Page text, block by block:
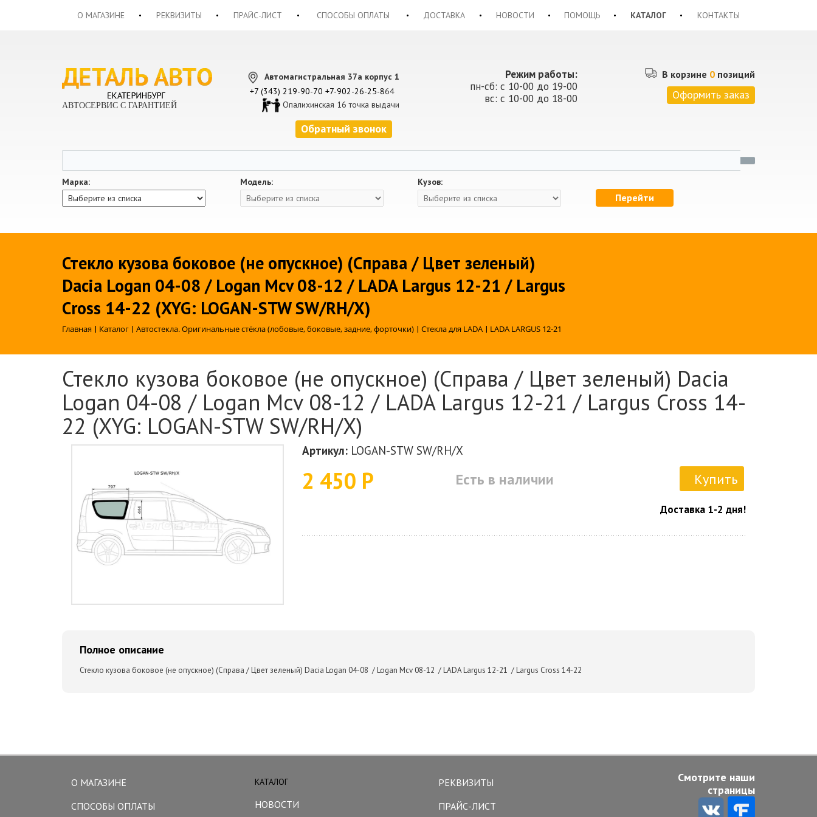
О МАГАЗИНЕ РЕКВИЗИТЫ ПРАЙС-ЛИСТ СПОСОБЫ ОПЛАТЫ ДОСТАВКА НОВОСТИ ПОМОЩЬ КАТАЛОГ КОНТАКТЫ
АВТОСЕРВИС С ГАРАНТИЕЙ
Автомагистральная 37а корпус 1
+7 (343) 219-90-70 +7-902-26-25-864
Опалихинская 16 точка выдачи
Обратный звонок
Режим работы:
пн-сб: с 10-00 до 19-00
вс: с 10-00 до 18-00
В корзине 0 позиций
Оформить заказ
Марка: Модель: Кузов:
Перейти
Стекло кузова боковое (не опускное) (Справа / Цвет зеленый)
Dacia Logan 04-08 / Logan Mcv 08-12 / LADA Largus 12-21 / Largus
Cross 14-22 (XYG: LOGAN-STW SW/RH/X)
Главная | Каталог | Автостекла. Оригинальные стёкла (лобовые, боковые, задние, форточки) | Стекла для LADA | LADA LARGUS 12-21
Стекло кузова боковое (не опускное) (Справа / Цвет зеленый) Dacia
Logan 04-08 / Logan Mcv 08-12 / LADA Largus 12-21 / Largus Cross 14-
22 (XYG: LOGAN-STW SW/RH/X)
Артикул: LOGAN-STW SW/RH/X
2 450 Р Есть в наличии Купить
Доставка 1-2 дня!
Полное описание
Стекло кузова боковое (не опускное) (Справа / Цвет зеленый) Dacia Logan 04-08 / Logan Mcv 08-12 / LADA Largus 12-21 / Largus Cross 14-22
О МАГАЗИНЕ
СПОСОБЫ ОПЛАТЫ
КАТАЛОГ
НОВОСТИ
РЕКВИЗИТЫ
ПРАЙС-ЛИСТ
Смотрите наши
страницы